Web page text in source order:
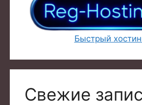
Быстрый
Свежие